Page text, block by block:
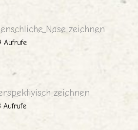
Nase zeichnen
Aufrufe
zeichnen
Aufrufe